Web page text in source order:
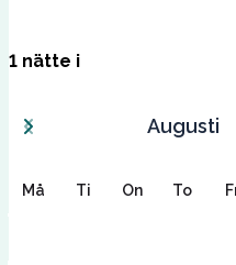
1 nätte i
Augusti
Må Ti On To